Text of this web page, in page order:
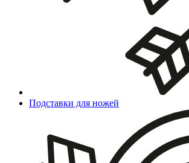
Подставки для ножей